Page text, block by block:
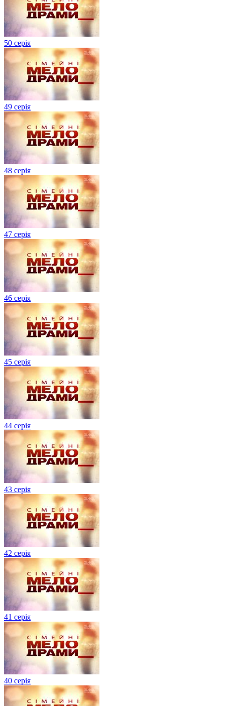
50 серія
49 серія
48 серія
47 серія
46 серія
45 серія
44 серія
43 серія
42 серія
41 серія
40 серія